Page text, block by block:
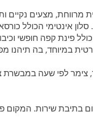
מרווחת, מצעים נקיים
סלון אינטימי הכולל
פינת קפה חופשי
במיוחד, בה תיהנו
צימר לפי שעה במבשרת